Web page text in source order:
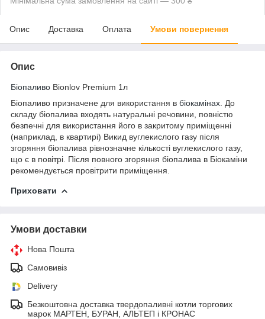
Опис Доставка Оплата Умови повернення
Опис
Біопаливо Bionlov Premium 1л
Біопаливо призначене для використання в біокамінах . До
складу біопалива входять натуральні речовини, повністю
безпечні для використання його в закритому приміщенні
(наприклад, в квартирі) Викид вуглекислого газу після
згоряння біопалива рівнозначне кількості вуглекислого газу,
що є в повітрі. Після повного згоряння біопалива в Біокаміни
рекомендується провітрити приміщення.
Приховати
Умови доставки
Нова Пошта
Самовивіз
Delivery
Безкоштовна доставка твердопаливні котли торгових
марок МАРТЕН, БУРАН, АЛЬТЕП і КРОНАС